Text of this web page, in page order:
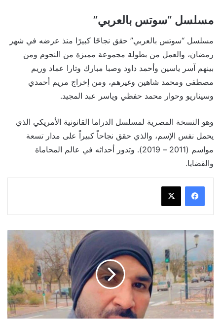
مسلسل “سوتس بالعربي”
مسلسل “سوتس بالعربي” حقق نجاحًا كبيرًا منذ عرضه في شهر
رمضان، والعمل من بطولة مجموعة مميزة من النجوم ومن
بينهم آسر ياسين وأحمد داود وصبا مبارك وتارا عماد وريم
مصطفى ومحمد شاهين وغيرهم، ومن إخراج مريم أحمدي
وسيناريو وحوار محمد حفظي وياسر عبد المجيد.
وهو النسخة المصرية لمسلسل الدراما القانونية الأمريكي الذي
يحمل نفس الإسم، والذي حقق نجاحاً كبيراً على مدار تسعة
مواسم (2011 – 2019). وتدور أحداثه في عالم المحاماة
والقضايا.
أحمد
يعلق
على
الاستعانة
بأغنيته
الجديدة
"ملوك"
في